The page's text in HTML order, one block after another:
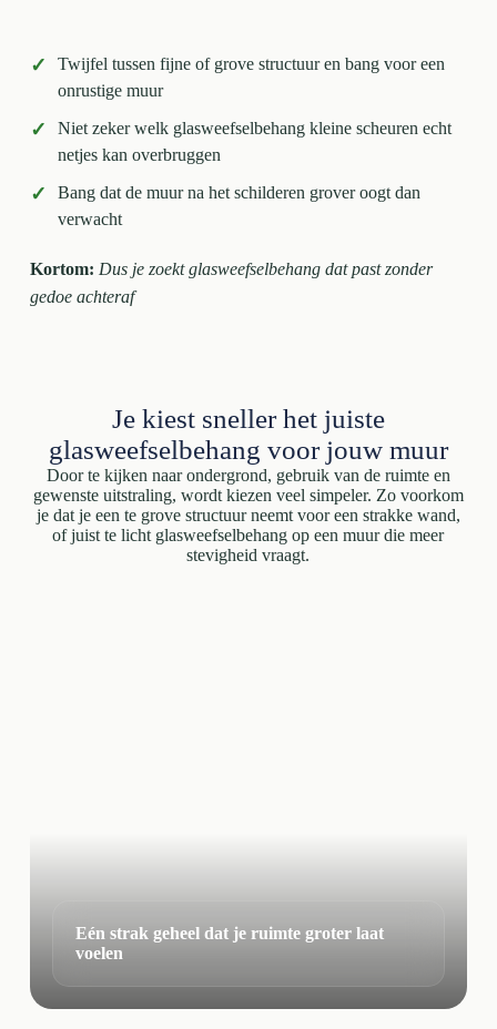
✓
Twijfel tussen fijne of grove structuur en bang voor een
onrustige muur
✓
Niet zeker welk glasweefselbehang kleine scheuren echt
netjes kan overbruggen
✓
Bang dat de muur na het schilderen grover oogt dan
verwacht
Kortom: Dus je zoekt glasweefselbehang dat past zonder
gedoe achteraf
Je kiest sneller het juiste
glasweefselbehang voor jouw muur
Door te kijken naar ondergrond, gebruik van de ruimte en
gewenste uitstraling, wordt kiezen veel simpeler. Zo voorkom
je dat je een te grove structuur neemt voor een strakke wand,
of juist te licht glasweefselbehang op een muur die meer
stevigheid vraagt.
Eén strak geheel dat je ruimte groter laat
voelen